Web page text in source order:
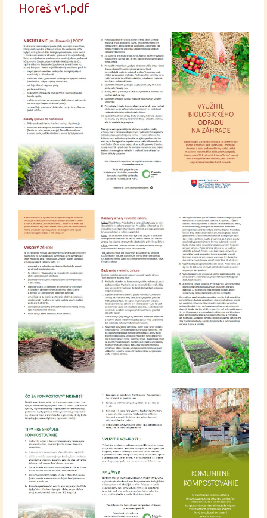
Horeš v1.pdf